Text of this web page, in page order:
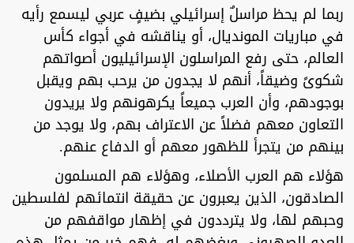
ربما لم يحظ مراسلٌ إسرائيلي بضيفٍ عربي ليسمع رأيه
في مباريات المونديال، أو يناقشه في أجواء كأس
العالم، حتى رفع المراسلون الإسرائيليون أصواتهم
شكوىً وضيقاً، أنهم لا يجدون من يرحب بهم ويقبل
بوجودهم، وأن العرب جميعاً يكرهونهم ولا يريدون
التعاون معهم فضلاً عن الاعتراف بهم، ولا يوجد من
بينهم من يتجرأ للظهور معهم أو الدفاع عنهم.
هؤلاء هم العرب الأصلاء، وهؤلاء هم المسلمون
الصادقون، الذين يعبرون عن حقيقة انتمائهم لفلسطين
وحبهم لها، ولا يترددون في إظهار مواقفهم من